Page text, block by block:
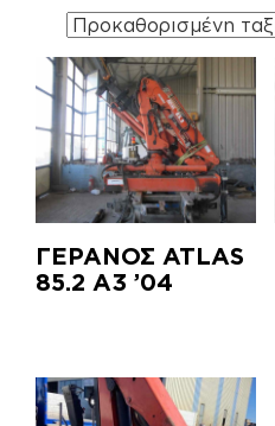
ΓΕΡΑΝΟΣ ATLAS
85.2 A3 ’04